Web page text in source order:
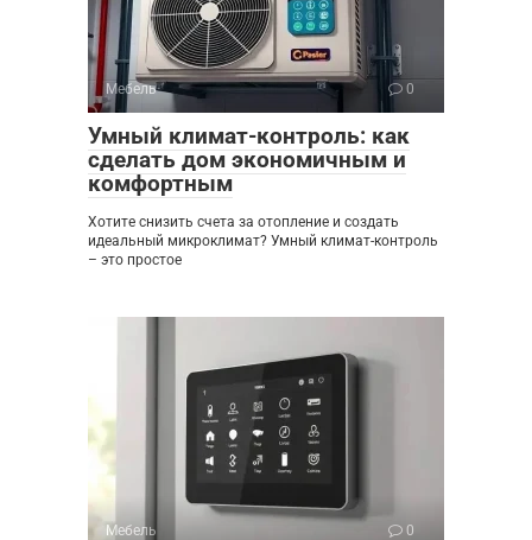
Мебель 0
Умный климат-контроль: как
сделать дом экономичным и
комфортным
Хотите снизить счета за отопление и создать
идеальный микроклимат? Умный климат-контроль
– это простое
Мебель 0